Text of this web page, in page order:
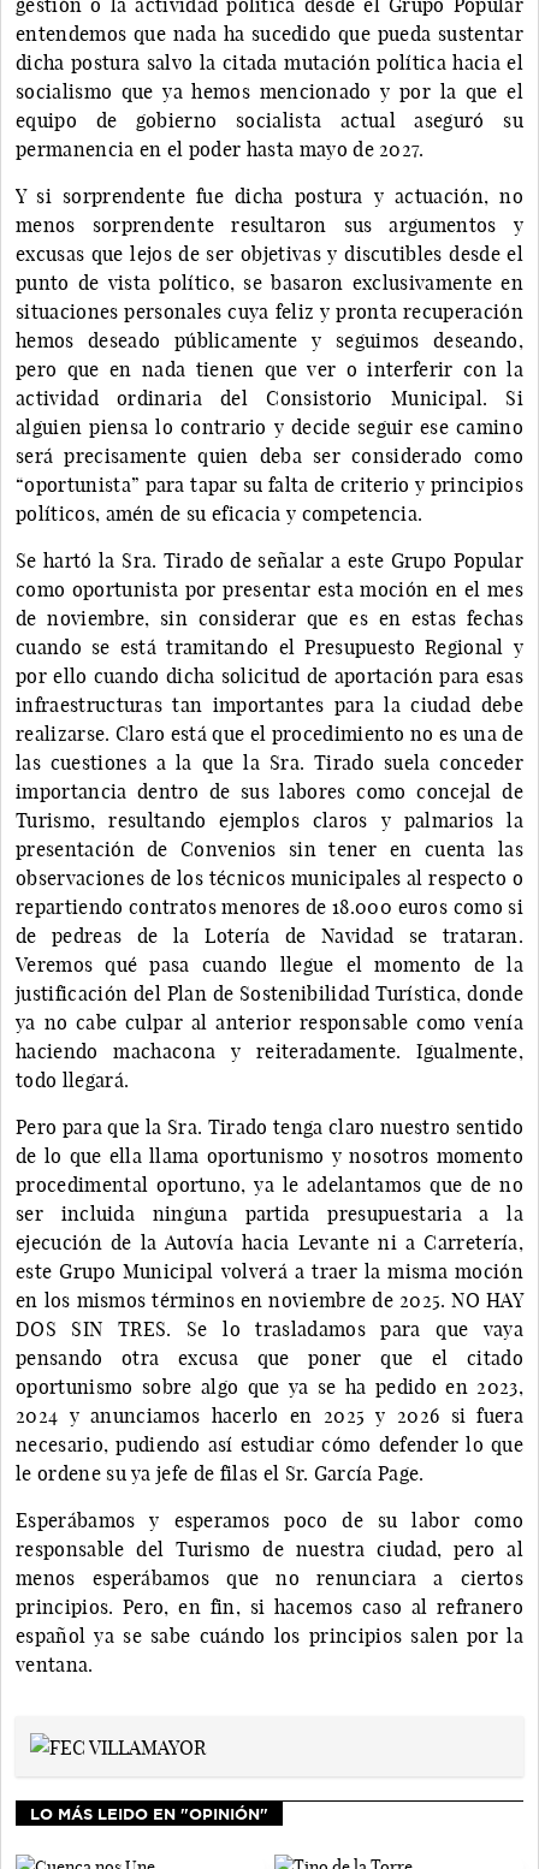
entendemos que nada ha sucedido que pueda sustentar
dicha postura salvo la citada mutación política hacia el
socialismo que ya hemos mencionado y por la que el
equipo de gobierno socialista actual aseguró su
permanencia en el poder hasta mayo de 2027.
Y si sorprendente fue dicha postura y actuación, no
menos sorprendente resultaron sus argumentos y
excusas que lejos de ser objetivas y discutibles desde el
punto de vista político, se basaron exclusivamente en
situaciones personales cuya feliz y pronta recuperación
hemos deseado públicamente y seguimos deseando,
pero que en nada tienen que ver o interferir con la
actividad ordinaria del Consistorio Municipal. Si
alguien piensa lo contrario y decide seguir ese camino
será precisamente quien deba ser considerado como
“oportunista” para tapar su falta de criterio y principios
políticos, amén de su eficacia y competencia.
Se hartó la Sra. Tirado de señalar a este Grupo Popular
como oportunista por presentar esta moción en el mes
de noviembre, sin considerar que es en estas fechas
cuando se está tramitando el Presupuesto Regional y
por ello cuando dicha solicitud de aportación para esas
infraestructuras tan importantes para la ciudad debe
realizarse. Claro está que el procedimiento no es una de
las cuestiones a la que la Sra. Tirado suela conceder
importancia dentro de sus labores como concejal de
Turismo, resultando ejemplos claros y palmarios la
presentación de Convenios sin tener en cuenta las
observaciones de los técnicos municipales al respecto o
repartiendo contratos menores de 18.000 euros como si
de pedreas de la Lotería de Navidad se trataran.
Veremos qué pasa cuando llegue el momento de la
justificación del Plan de Sostenibilidad Turística, donde
ya no cabe culpar al anterior responsable como venía
haciendo machacona y reiteradamente. Igualmente,
todo llegará.
Pero para que la Sra. Tirado tenga claro nuestro sentido
de lo que ella llama oportunismo y nosotros momento
procedimental oportuno, ya le adelantamos que de no
ser incluida ninguna partida presupuestaria a la
ejecución de la Autovía hacia Levante ni a Carretería,
este Grupo Municipal volverá a traer la misma moción
en los mismos términos en noviembre de 2025. NO HAY
DOS SIN TRES. Se lo trasladamos para que vaya
pensando otra excusa que poner que el citado
oportunismo sobre algo que ya se ha pedido en 2023,
2024 y anunciamos hacerlo en 2025 y 2026 si fuera
necesario, pudiendo así estudiar cómo defender lo que
le ordene su ya jefe de filas el Sr. García Page.
Esperábamos y esperamos poco de su labor como
responsable del Turismo de nuestra ciudad, pero al
menos esperábamos que no renunciara a ciertos
principios. Pero, en fin, si hacemos caso al refranero
español ya se sabe cuándo los principios salen por la
ventana.
LO MÁS LEIDO EN "OPINIÓN"